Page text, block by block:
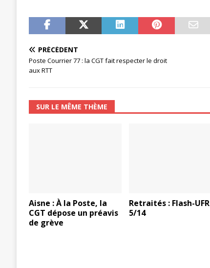
PRÉCÉDENT
Poste Courrier 77 : la CGT fait respecter le droit
aux RTT
SUR LE MÊME THÈME
Aisne : À la Poste, la
CGT dépose un préavis
de grève
Retraités : Flash-UFR
5/14